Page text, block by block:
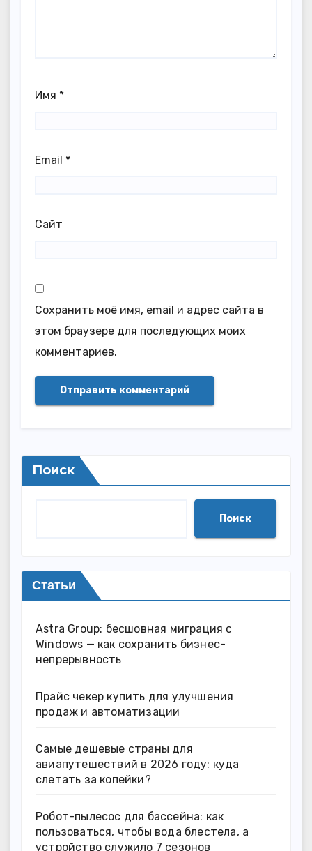
Имя *
Email *
Сайт
Сохранить моё имя, email и адрес сайта в
этом браузере для последующих моих
комментариев.
Поиск
Поиск
Статьи
Astra Group: бесшовная миграция с
Windows — как сохранить бизнес-
непрерывность
Прайс чекер купить для улучшения
продаж и автоматизации
Самые дешевые страны для
авиапутешествий в 2026 году: куда
слетать за копейки?
Робот-пылесос для бассейна: как
пользоваться, чтобы вода блестела, а
устройство служило 7 сезонов